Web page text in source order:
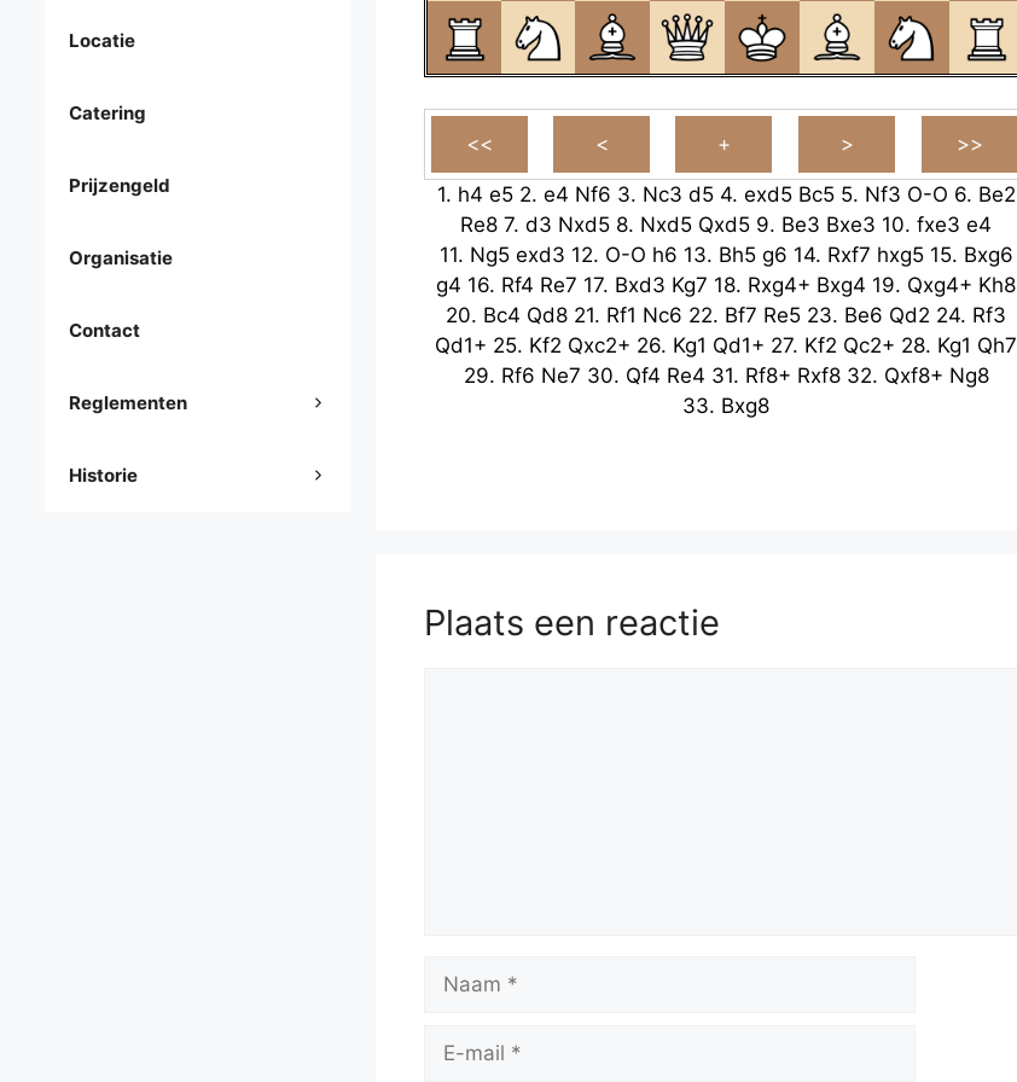
1. h4 e5 2. e4 Nf6 3. Nc3 d5 4. exd5 Bc5 5. Nf3 O-O 6. Be2
Re8 7. d3 Nxd5 8. Nxd5 Qxd5 9. Be3 Bxe3 10. fxe3 e4
11. Ng5 exd3 12. O-O h6 13. Bh5 g6 14. Rxf7 hxg5 15. Bxg6
g4 16. Rf4 Re7 17. Bxd3 Kg7 18. Rxg4+ Bxg4 19. Qxg4+ Kh8
20. Bc4 Qd8 21. Rf1 Nc6 22. Bf7 Re5 23. Be6 Qd2 24. Rf3
Qd1+ 25. Kf2 Qxc2+ 26. Kg1 Qd1+ 27. Kf2 Qc2+ 28. Kg1 Qh7
29. Rf6 Ne7 30. Qf4 Re4 31. Rf8+ Rxf8 32. Qxf8+ Ng8
33. Bxg8
Plaats een reactie
mail
Locatie
Catering
Prijzengeld
Organisatie
Contact
Reglementen
Historie